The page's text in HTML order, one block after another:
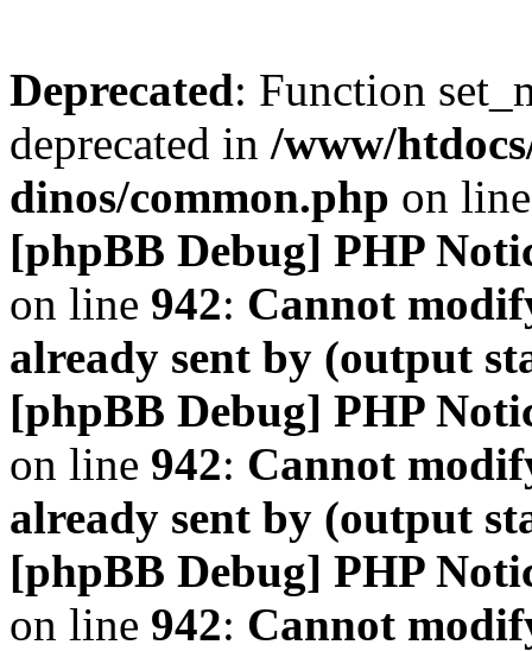
Deprecated: Function
deprecated in /www/
dinos/common.php on
[phpBB Debug] PHP
on line 942: Cannot
already sent by (output
[phpBB Debug] PHP
on line 942: Cannot
already sent by (output
[phpBB Debug] PHP
on line 942: Cannot